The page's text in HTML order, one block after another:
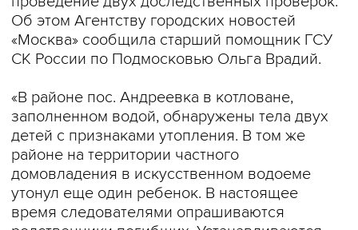
Об этом Агентству городских новостей
«Москва» сообщила старший помощник ГСУ
СК России по Подмосковью Ольга Врадий.
«В районе пос. Андреевка в котловане,
заполненном водой, обнаружены тела двух
детей с признаками утопления. В том же
районе на территории частного
домовладения в искусственном водоеме
утонул еще один ребенок. В настоящее
время следователями опрашиваются